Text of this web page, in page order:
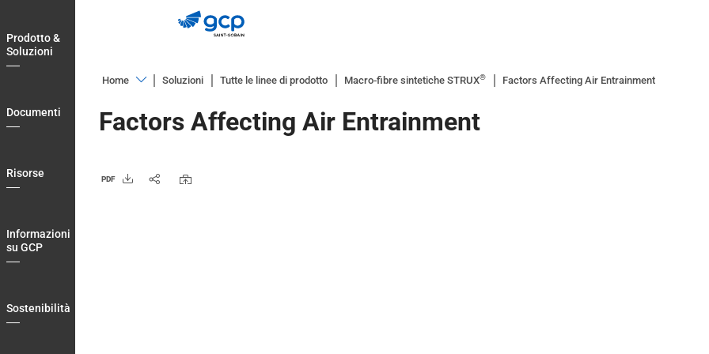
to
main
navigation
Prodotto &
Soluzioni
Documenti
Risorse
Informazioni
su GCP
Sostenibilità
Home
&
Documenti
Soluzioni Tutte le linee di prodotto Macro-fibre sintetiche STRUX® Factors Affecting Air Entrainment
Factors Affecting Air Entrainment
PDF